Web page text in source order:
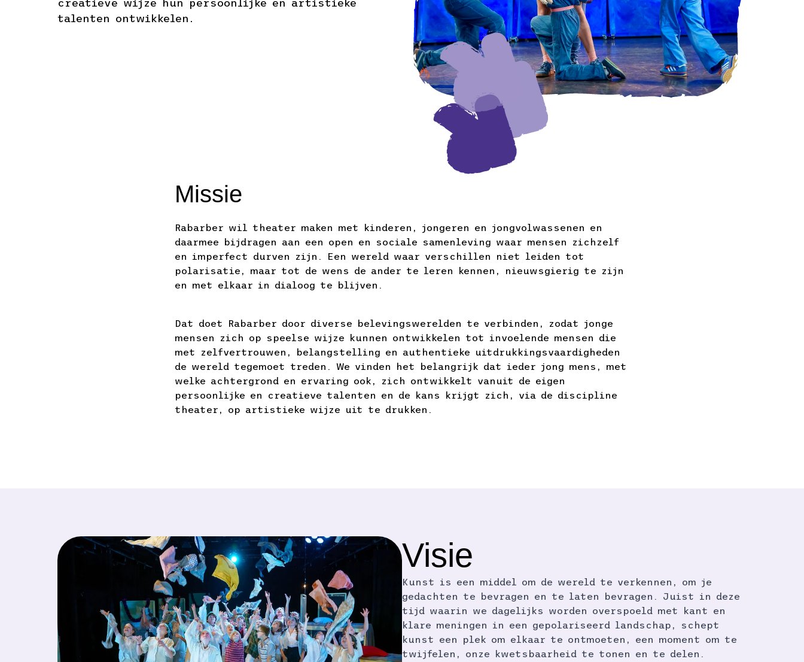
creatieve wijze hun persoonlijke en artistieke
talenten ontwikkelen.
Missie
Rabarber wil theater maken met kinderen, jongeren en jongvolwassenen en
daarmee bijdragen aan een open en sociale samenleving waar mensen zichzelf
en imperfect durven zijn. Een wereld waar verschillen niet leiden tot
polarisatie, maar tot de wens de ander te leren kennen, nieuwsgierig te zijn
en met elkaar in dialoog te blijven.
Dat doet Rabarber door diverse belevingswerelden
te verbinden, zodat jonge
mensen zich op speelse wijze kunnen ontwikkelen tot invoelende mensen die
met zelfvertrouwen, belangstelling en authentieke uitdrukkingsvaardigheden
de wereld tegemoet treden. We vinden het belangrijk dat ieder jong mens, met
welke achtergrond en ervaring ook, zich ontwikkelt vanuit de eigen
persoonlijke en creatieve talenten en de kans krijgt zich, via de discipline
theater, op artistieke wijze uit te drukken.
Visie
Kunst is een middel om de wereld te verkennen, om je
gedachten te bevragen en te laten bevragen. Juist in deze
tijd waarin we dagelijks worden overspoeld met kant en
klare meningen in een gepolariseerd landschap, schept
kunst een plek om elkaar te ontmoeten, een moment om te
twijfelen, onze kwetsbaarheid te tonen en te delen.